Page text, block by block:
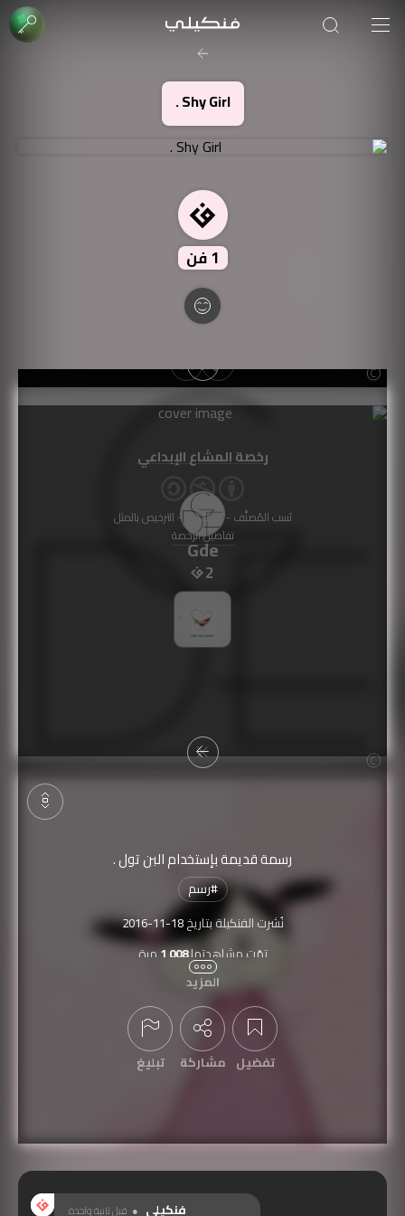
Shy Girl .
1فن
Gde
2
رسمة قديمة بإستخدام البن تول .
#رسم
نُشرت الفنكيلة بتاريخ2016-11-18
تمّت مشاهدتها1,008مرة
المزيد
تفضيل مشاركة تبليغ
رخصة المشاع الإبداعي
نَسب المُصنَّف - غير تجاري - الترخيص بالمثل
تفاصيل الرخصة
صورة الغلاف من فن
SOUFIANE Abid
فنكيلي قبل ثانية واحدة